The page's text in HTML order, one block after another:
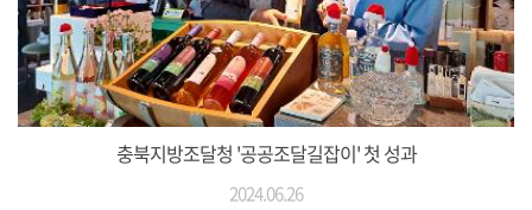
충북지방조달청 '공공조달길잡이' 첫 성과
2024.06.26